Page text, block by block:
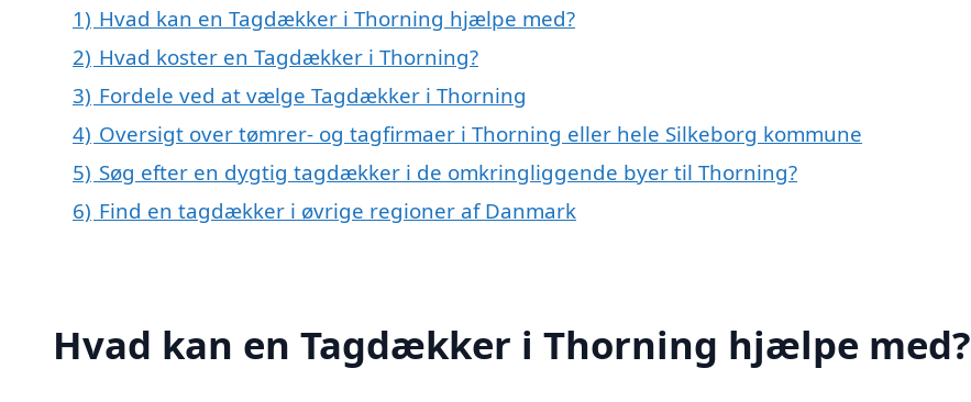
1) Hvad kan en Tagdækker i Thorning hjælpe med?
2) Hvad koster en Tagdækker i Thorning?
3) Fordele ved at vælge Tagdækker i Thorning
4) Oversigt over tømrer- og tagfirmaer i Thorning eller hele Silkeborg kommune
5) Søg efter en dygtig tagdækker i de omkringliggende byer til Thorning?
6) Find en tagdækker i øvrige regioner af Danmark
Hvad kan en Tagdækker i Thorning hjælpe med?